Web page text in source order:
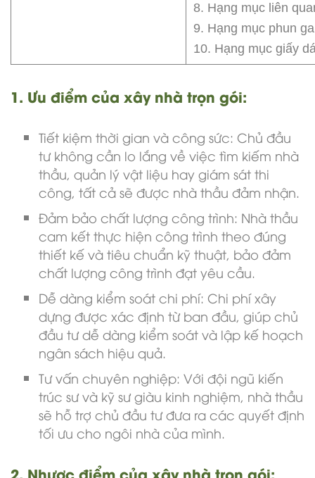
8. Hạng mục liên
9. Hạng mục phun
10. Hạng mục giấy
1. Ưu điểm của xây nhà trọn gói:
Tiết kiệm thời gian và công sức: Chủ đầu
tư không cần lo lắng về việc tìm kiếm nhà
thầu, quản lý vật liệu hay giám sát thi
công, tất cả sẽ được nhà thầu đảm nhận.
Đảm bảo chất lượng công trình: Nhà thầu
cam kết thực hiện công trình theo đúng
thiết kế và tiêu chuẩn kỹ thuật, bảo đảm
chất lượng công trình đạt yêu cầu.
Dễ dàng kiểm soát chi phí: Chi phí xây
dựng được xác định từ ban đầu, giúp chủ
đầu tư dễ dàng kiểm soát và lập kế hoạch
ngân sách hiệu quả.
Tư vấn chuyên nghiệp: Với đội ngũ kiến
trúc sư và kỹ sư giàu kinh nghiệm, nhà thầu
sẽ hỗ trợ chủ đầu tư đưa ra các quyết định
tối ưu cho ngôi nhà của mình.
2. Nhược điểm của xây nhà trọn gói: